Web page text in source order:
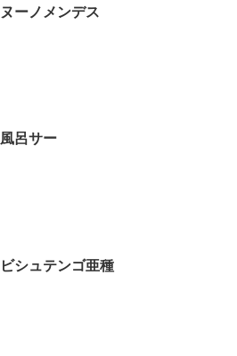
ヌーノメンデス
風呂サー
ビシュテンゴ亜種